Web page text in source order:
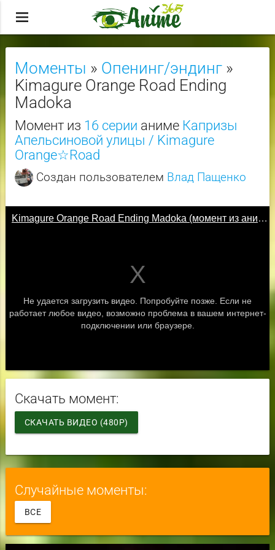
menu
Моменты » Опенинг/эндинг»
Kimagure Orange Road Ending
Madoka
Момент из 16 серии аниме Капризы
Апельсиновой улицы / Kimagure
Orange☆Road
Создан пользователем Влад Пащенко
Скачать момент:
СКАЧАТЬ ВИДЕО (480P)
Случайные моменты:
ВСЕ